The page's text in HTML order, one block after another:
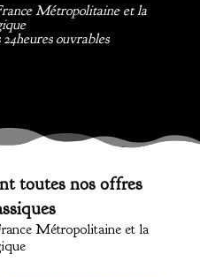
Métropolitaine et la
ouvrables
toutes nos offres
Métropolitaine et la